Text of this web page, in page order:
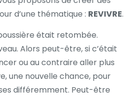
d’une thématique : REVIVRE.
était retombée.
Alors peut-être, si c’était
ou au contraire aller plus
une nouvelle chance, pour
différemment. Peut-être